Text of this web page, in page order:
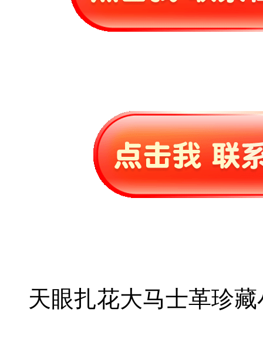
天眼扎花大马士革珍